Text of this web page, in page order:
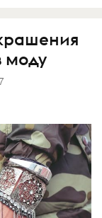
моду